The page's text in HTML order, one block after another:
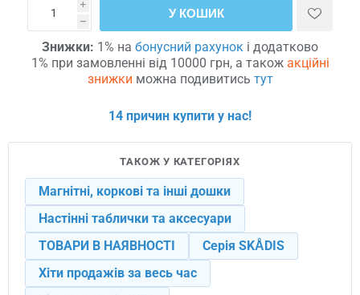
i
h
У КОШИК
Знижки: 1% на бонусний рахунок і додатково
1% при замовленні від 10000 грн, а також акційні
знижки можна подивитись тут
14 причин купити у нас!
ТАКОЖ У КАТЕГОРІЯХ
Магнітні, коркові та інші дошки
Настінні таблички та аксесуари
ТОВАРИ В НАЯВНОСТІ
Серія SKÅDIS
Хіти продажів за весь час